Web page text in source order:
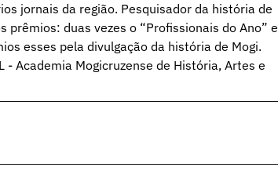
jornais da região. Pesquisador da história de
prêmios: duas vezes o “Profissionais do Ano” e
esses pela divulgação da história de Mogi.
- Academia Mogicruzense de História, Artes e